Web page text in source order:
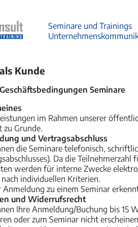
Seminare und Trainings
Kunde
Seminare
im Rahmen unserer
zu Grunde.
und Vertragsabschluss
die Seminare telefonisch,
Da die
werden für interne Zwecke
individuellen Kriterien.
Anmeldung zu einem Seminar
und Widerrufsrecht
Ihre Anmeldung/Buchung bis 15
oder zum Seminar nicht